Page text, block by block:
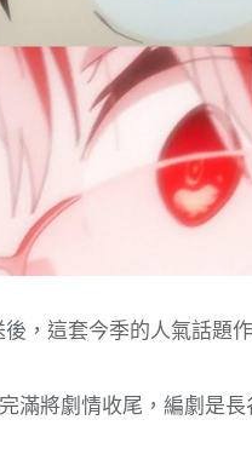
，這套今季的人氣話題
滿將劇情收尾，編劇是